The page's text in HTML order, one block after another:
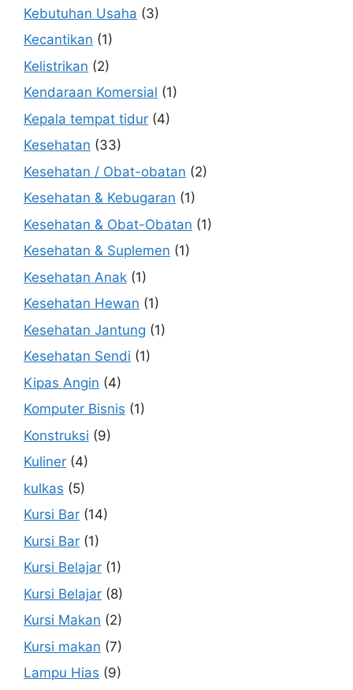
Kebutuhan Usaha (3)
Kecantikan (1)
Kelistrikan (2)
Kendaraan Komersial (1)
Kepala tempat tidur (4)
Kesehatan (33)
Kesehatan / Obat-obatan (2)
Kesehatan & Kebugaran (1)
Kesehatan & Obat-Obatan (1)
Kesehatan & Suplemen (1)
Kesehatan Anak (1)
Kesehatan Hewan (1)
Kesehatan Jantung (1)
Kesehatan Sendi (1)
Kipas Angin (4)
Komputer Bisnis (1)
Konstruksi (9)
Kuliner (4)
kulkas (5)
Kursi Bar (14)
Kursi Bar (1)
Kursi Belajar (1)
Kursi Belajar (8)
Kursi Makan (2)
Kursi makan (7)
Lampu Hias (9)